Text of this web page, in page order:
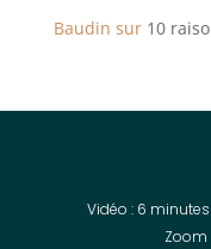
Baudin sur 10
Vidéo : 6
Zoom